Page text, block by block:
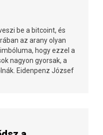
be a bitcoint, és
az arany olyan
hogy ezzel a
nagyon gyorsak, a
Eidenpenz József